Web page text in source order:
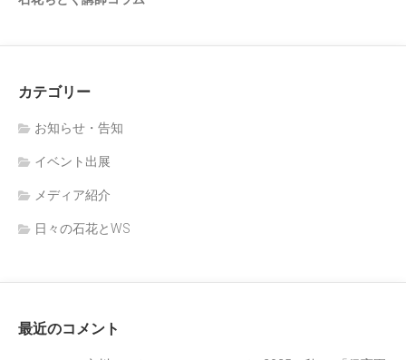
カテゴリー
お知らせ・告知
イベント出展
メディア紹介
日々の石花とWS
最近のコメント